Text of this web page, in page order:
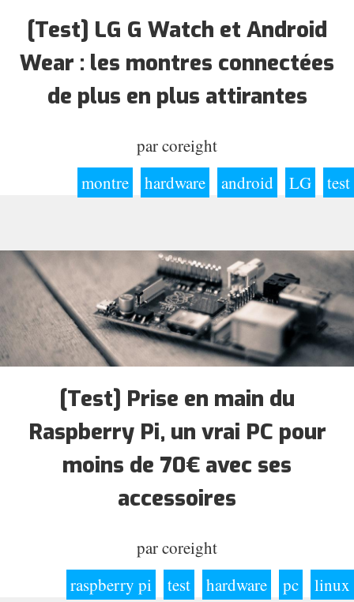
[Test] LG G Watch et Android
Wear : les montres connectées
de plus en plus attirantes
parcoreight
montre
hardware android LG test
[Test] Prise en main du
Raspberry Pi, un vrai PC pour
moins de 70€ avec ses
accessoires
parcoreight
raspberry pi
test hardware pc linux